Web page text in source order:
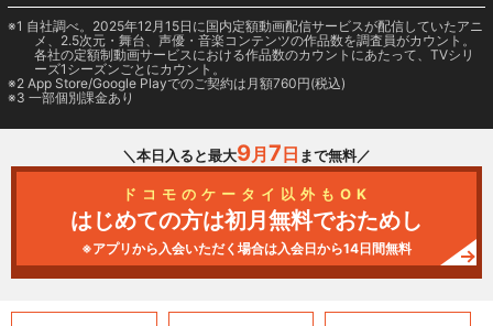
1 自社調べ。2025年12月15日に国内定額動画配信サービスが配信していたアニ
メ、2.5次元・舞台、声優・音楽コンテンツの作品数を調査員がカウント。
各社の定額制動画サービスにおける作品数のカウントにあたって、TVシリ
ーズ1シーズンごとにカウント。
2 App Store/Google Playでのご契約は月額760円(税込)
3 一部個別課金あり
＼本日入ると最大9月 7 日 まで無料／
ドコモのケータイ以外もOK
はじめての方は初月無料でおためし
※アプリから入会いただく場合は入会日から14日間無料